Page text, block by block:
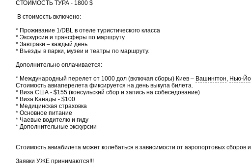
СТОИМОСТЬ ТУРА - 1800 $
В стоимость включено:
* Проживание 1/DBL в отеле туристического класса
* Экскурсии и трансферы по маршруту
* Завтраки – каждый день
* Въезды в парки, музеи и театры по маршруту.
Дополнительно оплачивается:
* Международный перелет от 1000 дол (включая сборы) Киев – Вашингтон, Нью-
Стоимость авиаперелета фиксируется на день выкупа билета.
* Виза США - $155 (консульский сбор и запись на собеседование)
* Виза Канады - $100
* Медицинская страховка
* Основное питание
* Чаевые водителю и гиду
* Дополнительные экскурсии
Стоимость авиабилета может колебаться в зависимости от аэропортовых
Заявки УЖЕ принимаются!!!